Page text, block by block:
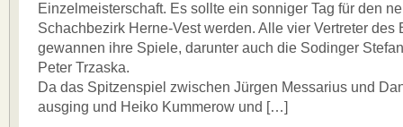
Einzelmeisterschaft. Es sollte ein sonniger Tag für den
Schachbezirk Herne-Vest werden. Alle vier Vertreter des
gewannen ihre Spiele, darunter auch die Sodinger
Peter Trzaska.
Da das Spitzenspiel zwischen Jürgen Messarius und
ausging und Heiko Kummerow und […]